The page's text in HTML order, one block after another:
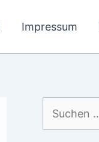
Impressum
Suchen
nach: